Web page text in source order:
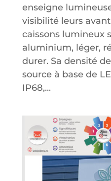
enseigne
visibilité leurs
caissons lumineux
aluminium, léger,
durer. Sa densité
source à base de
IP68,...